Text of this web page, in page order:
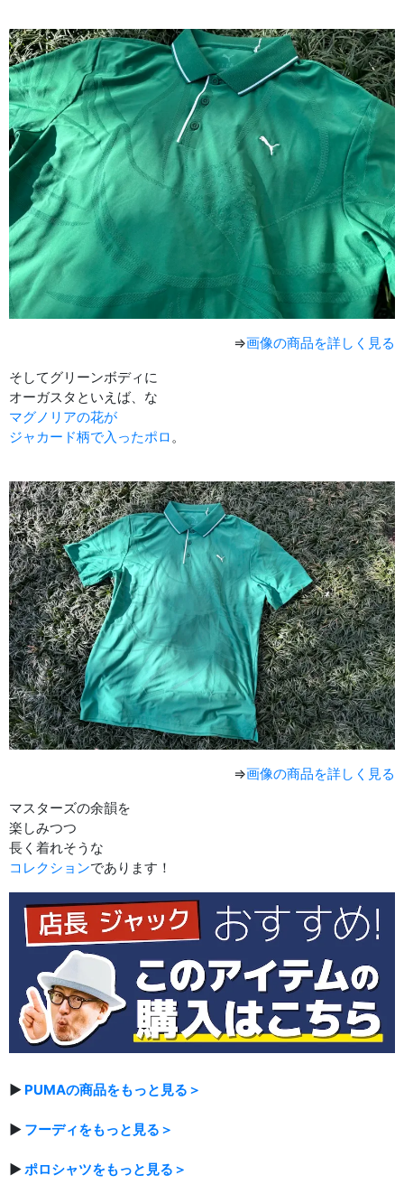
⇒画像の商品を詳しく見る
そしてグリーンボディに
オーガスタといえば、な
マグノリアの花が
ジャカード柄で入ったポロ。
⇒画像の商品を詳しく見る
マスターズの余韻を
楽しみつつ
長く着れそうな
コレクションであります！
▶ PUMAの商品をもっと見る＞
▶ フーディをもっと見る＞
▶ポロシャツをもっと見る＞